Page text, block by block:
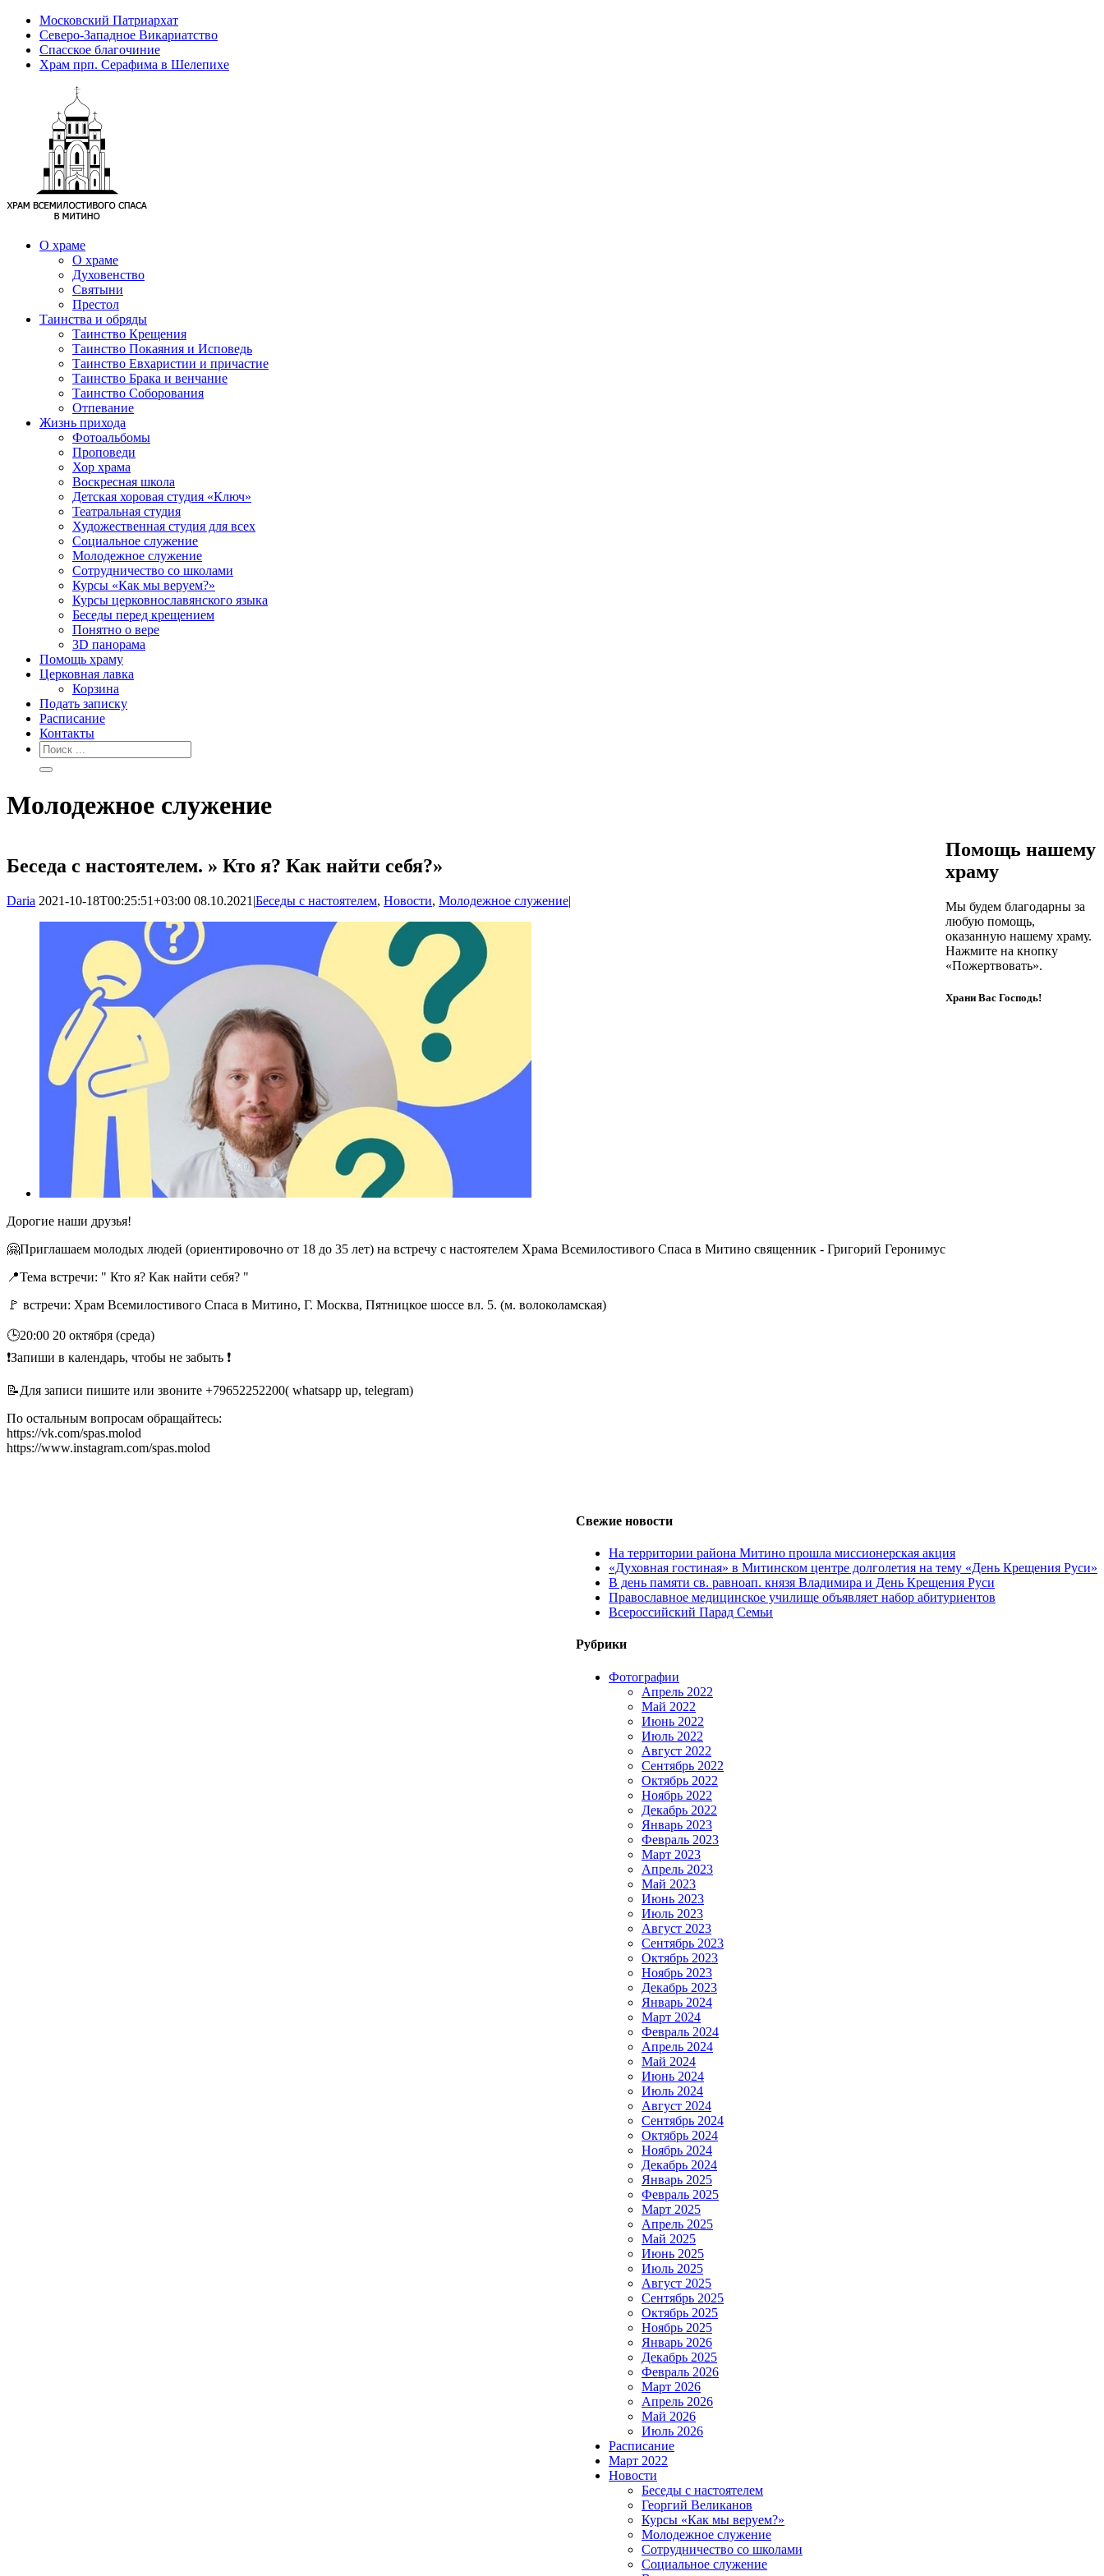
Московский Патриархат
Северо-Западное Викариатство
Спасское благочиние
Храм прп. Серафима в Шелепихе
О храме
О храме
Духовенство
Святыни
Престол
Таинства и обряды
Таинство Крещения
Таинство Покаяния и Исповедь
Таинство Евхаристии и причастие
Таинство Брака и венчание
Таинство Соборования
Отпевание
Жизнь прихода
Фотоальбомы
Проповеди
Хор храма
Воскресная школа
Детская хоровая студия «Ключ»
Театральная студия
Х​удожественная студия для всех
Социальное служение
Молодежное служение
Сотрудничество со школами
Курсы «Как мы веруем?»
Курсы церковнославянского языка
Беседы перед крещением
Понятно о вере
3D панорама
Помощь храму
Церковная лавка
Корзина
Подать записку
Расписание
Контакты
Молодежное служение
Беседа с настоятелем. » Кто я? Как найти себя?»
Daria 2021-10-18T00:25:51+03:00 08.10.2021 |Беседы с настоятелем, Новости, Молодежное служение|
Дорогие наши друзья!
🤗Приглашаем молодых людей (ориентировочно от 18 до 35 лет) на встречу с настоятелем Храма Всемилостивого Спаса в Митино священник - Григорий Геронимус
📍Тема встречи: " Кто я? Как найти себя? "
🚩 встречи: Храм Всемилостивого Спаса в Митино, Г. Москва, Пятницкое шоссе вл. 5. (м. волоколамская)
🕒20:00 20 октября (среда)
❗Запиши в календарь, чтобы не забыть ❗
📝Для записи пишите или звоните +79652252200( whatsapp up, telegram)
По остальным вопросам обращайтесь:
https://vk.com/spas.molod
https://www.instagram.com/spas.molod
Свежие новости
На территории района Митино прошла миссионерская акция
«Духовная гостиная» в Митинском центре долголетия на тему «День Крещения Руси»
В день памяти св. равноап. князя Владимира и День Крещения Руси
Православное медицинское училище объявляет набор абитуриентов
Всероссийский Парад Семьи
Рубрики
Фотографии
Апрель 2022
Май 2022
Июнь 2022
Июль 2022
Август 2022
Сентябрь 2022
Октябрь 2022
Ноябрь 2022
Декабрь 2022
Январь 2023
Февраль 2023
Март 2023
Апрель 2023
Май 2023
Июнь 2023
Июль 2023
Август 2023
Сентябрь 2023
Октябрь 2023
Ноябрь 2023
Декабрь 2023
Январь 2024
Март 2024
Февраль 2024
Апрель 2024
Май 2024
Июнь 2024
Июль 2024
Август 2024
Сентябрь 2024
Октябрь 2024
Ноябрь 2024
Декабрь 2024
Январь 2025
Февраль 2025
Март 2025
Апрель 2025
Май 2025
Июнь 2025
Июль 2025
Август 2025
Сентябрь 2025
Октябрь 2025
Ноябрь 2025
Январь 2026
Декабрь 2025
Февраль 2026
Март 2026
Апрель 2026
Май 2026
Июль 2026
Расписание
Март 2022
Новости
Беседы с настоятелем
Георгий Великанов
Курсы «Как мы веруем?»
Молодежное служение
Сотрудничество со школами
Социальное служение
Помощь нашему
храму
Мы будем благодарны за
любую помощь,
оказанную нашему храму.
Нажмите на кнопку
«Пожертвовать».
Храни Вас Господь!